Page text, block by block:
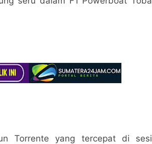
Torrente yang tercepat di sesi